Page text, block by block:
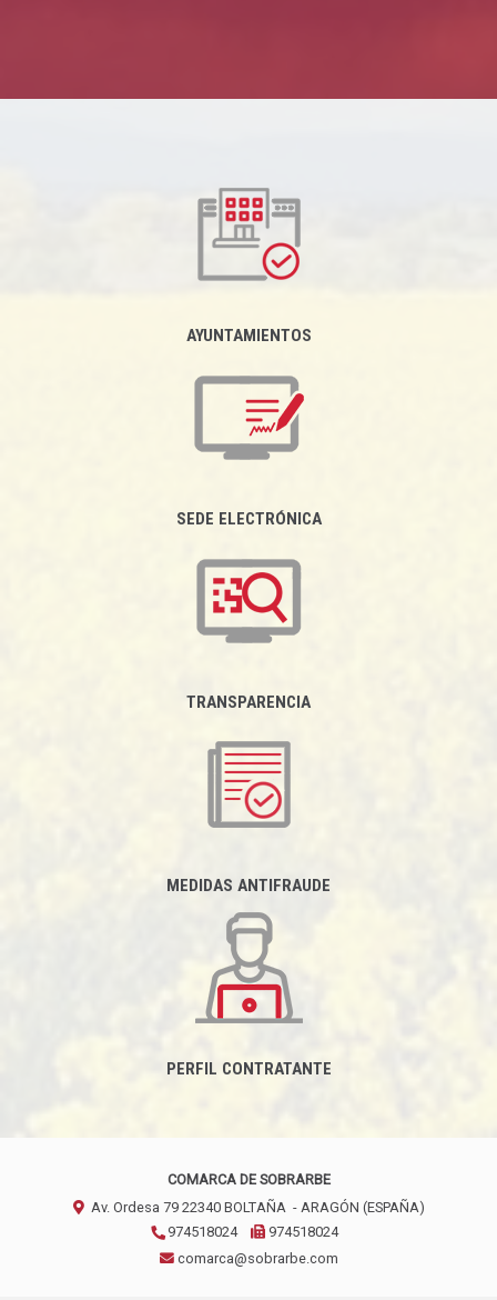
AYUNTAMIENTOS
SEDE ELECTRÓNICA
TRANSPARENCIA
MEDIDAS ANTIFRAUDE
PERFIL CONTRATANTE
COMARCA DE SOBRARBE
Av. Ordesa 79 22340 BOLTAÑA - ARAGÓN (ESPAÑA)
974518024
974518024
comarca@sobrarbe.com